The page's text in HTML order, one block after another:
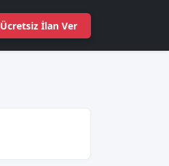
Ücretsiz İlan Ver